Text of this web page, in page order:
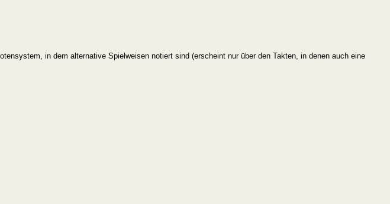
in dem alternative Spielweisen notiert sind (erscheint nur über den Takten, in denen auch eine